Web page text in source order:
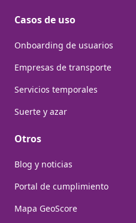
Casos de uso
Onboarding de usuarios
Empresas de transporte
Servicios temporales
Suerte y azar
Otros
Blog y noticias
Portal de cumplimiento
Mapa GeoScore